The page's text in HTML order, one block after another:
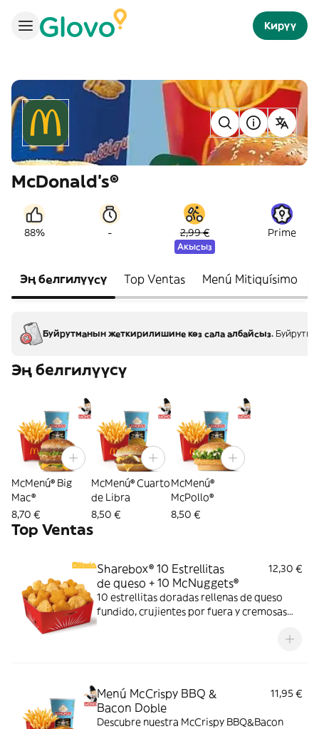
Кирүү
McDonald's®
88% - 2,99 €
Акысыз
Prime
Эң белгилүүсү Top Ventas Menú Mitiquísimo
Буйрутманын жеткирилишине көз сала албайсыз.
Эң белгилүүсү
McMenú® Big
Mac®
8,70 €
McMenú® Cuarto
de Libra
8,50 €
McMenú®
McPollo®
8,50 €
Top Ventas
Sharebox® 10 Estrellitas
de queso + 10 McNuggets®
12,30 €
10 estrellitas doradas rellenas de queso
fundido, crujientes por fuera y cremosas
Menú McCrispy BBQ &
Bacon Doble
11,95 €
Descubre nuestra McCrispy BBQ&Bacon